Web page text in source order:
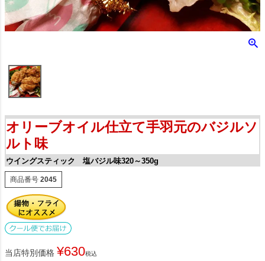
オリーブオイル仕立て手羽元のバジルソ
ルト味
ウイングスティック 塩バジル味320～350g
商品番号 2045
当店特別価格 ¥630税込